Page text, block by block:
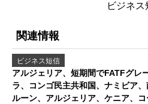
ビジネ
関連情報
ビジネス短信
アルジェリア、短期間でFATFグレ
ラ、コンゴ民主共和国、ナミビア
ルーン、アルジェリア、ケニア、